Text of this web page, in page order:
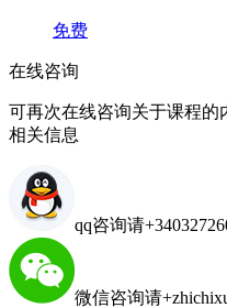
免费
在线咨询
可再次在线咨询关于课程
相关信息
qq咨询请
微信咨询请